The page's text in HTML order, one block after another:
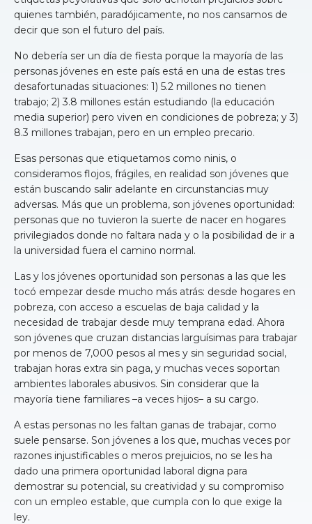
quienes también, paradójicamente, no nos cansamos de
decir que son el futuro del país.
No debería ser un día de fiesta porque la mayoría de las
personas jóvenes en este país está en una de estas tres
desafortunadas situaciones: 1) 5.2 millones no tienen
trabajo; 2) 3.8 millones están estudiando (la educación
media superior) pero viven en condiciones de pobreza; y 3)
8.3 millones trabajan, pero en un empleo precario.
Esas personas que etiquetamos como ninis, o
consideramos flojos, frágiles, en realidad son jóvenes que
están buscando salir adelante en circunstancias muy
adversas. Más que un problema, son jóvenes oportunidad:
personas que no tuvieron la suerte de nacer en hogares
privilegiados donde no faltara nada y o la posibilidad de ir a
la universidad fuera el camino normal.
Las y los jóvenes oportunidad son personas a las que les
tocó empezar desde mucho más atrás: desde hogares en
pobreza, con acceso a escuelas de baja calidad y la
necesidad de trabajar desde muy temprana edad. Ahora
son jóvenes que cruzan distancias larguísimas para trabajar
por menos de 7,000 pesos al mes y sin seguridad social,
trabajan horas extra sin paga, y muchas veces soportan
ambientes laborales abusivos. Sin considerar que la
mayoría tiene familiares –a veces hijos– a su cargo.
A estas personas no les faltan ganas de trabajar, como
suele pensarse. Son jóvenes a los que, muchas veces por
razones injustificables o meros prejuicios, no se les ha
dado una primera oportunidad laboral digna para
demostrar su potencial, su creatividad y su compromiso
con un empleo estable, que cumpla con lo que exige la
ley.